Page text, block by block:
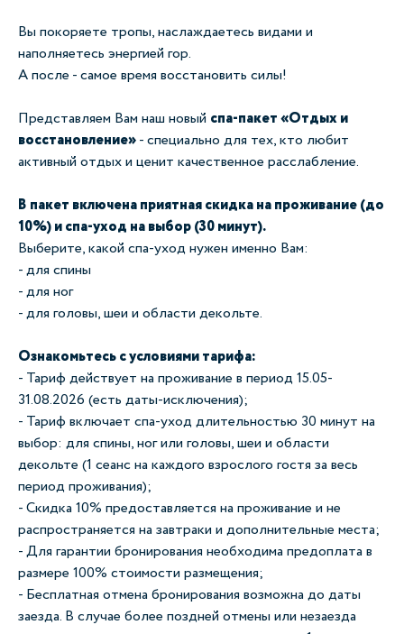
Вы покоряете тропы, наслаждаетесь видами и
наполняетесь энергией гор.
А после - самое время восстановить силы!
Представляем Вам наш новый спа‑пакет «Отдых и
восстановление»- специально для тех, кто любит
активный отдых и ценит качественное расслабление.
В пакет включена приятная скидка на проживание (до
10%) и спа-уход на выбор (30 минут).
Выберите, какой спа-уход нужен именно Вам:
- для спины
- для ног
- для головы, шеи и области декольте.
Ознакомьтесь с уcловиями тарифа:
- Тариф действует на проживание в период 15.05-
31.08.2026 (есть даты-исключения);
- Тариф включает спа-уход длительностью 30 минут на
выбор: для спины, ног или головы, шеи и области
декольте (1 сеанс на каждого взрослого гостя за весь
период проживания);
- Скидка 10% предоставляется на проживание и не
распространяется на завтраки и дополнительные места;
- Для гарантии бронирования необходима предоплата в
размере 100% стоимости размещения;
- Бесплатная отмена бронирования возможна до даты
заезда. В случае более поздней отмены или незаезда